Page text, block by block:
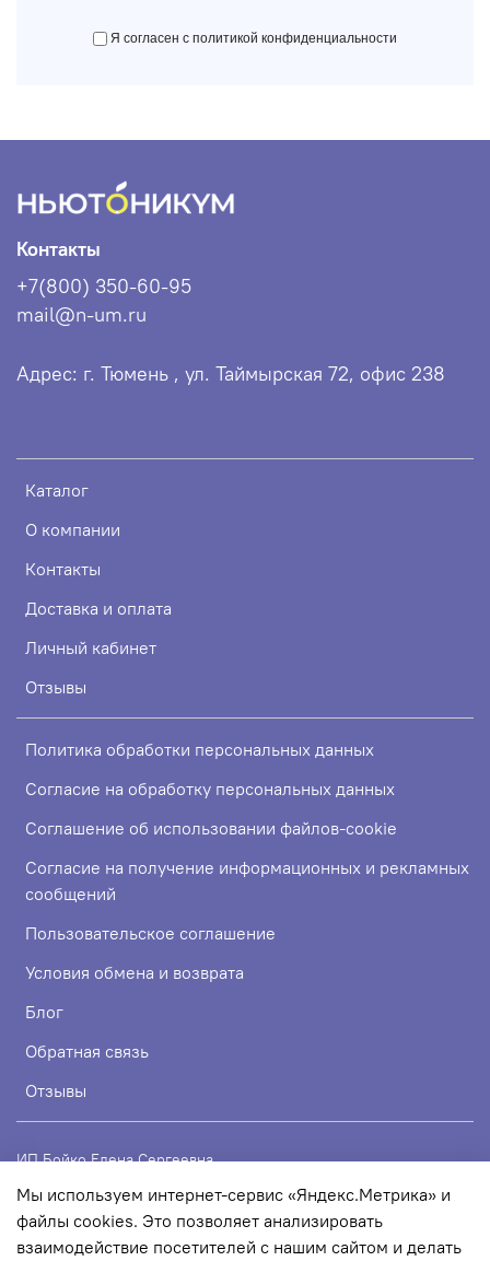
Я согласен с политикой конфиденциальности
Каталог
О компании
Контакты
Доставка и оплата
Личный кабинет
Отзывы
Политика обработки персональных данных
Согласие на обработку персональных данных
Соглашение об использовании файлов-cookie
Согласие на получение информационных и рекламных
сообщений
Пользовательское соглашение
Условия обмена и возврата
Блог
Обратная связь
Отзывы
Контакты
+7(800) 350-60-95
mail@n-um.ru
Адрес: г. Тюмень , ул. Таймырская 72, офис 238
ИП Бойко Елена Сергеевна
ИНН 720319113307
ОГРНИП 324723200067956
Мы используем интернет-сервис «Яндекс.Метрика» и
файлы cookies. Это позволяет анализировать
взаимодействие посетителей с нашим сайтом и делать